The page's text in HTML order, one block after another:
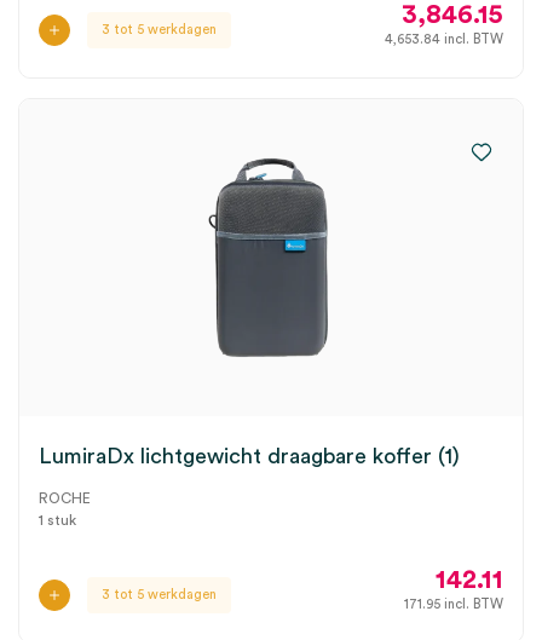
3 tot 5 werkdagen
3,846.15
4,653.84 incl. BTW
LumiraDx lichtgewicht draagbare koffer (1)
ROCHE
1 stuk
3 tot 5 werkdagen
142.11
171.95 incl. BTW